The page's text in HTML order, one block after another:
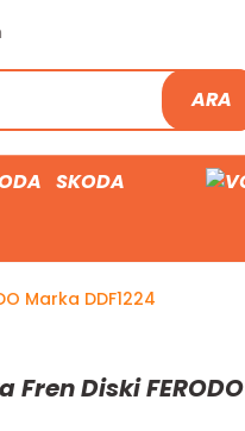
ARA
SKODA
Marka DDF1224
Fren Diski FERODO